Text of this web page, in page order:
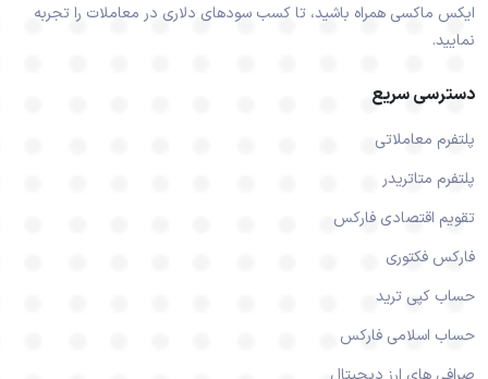
ایکس ماکسی همراه باشید، تا کسب سودهای دلاری در معاملات را تجربه
نمایید.
دسترسی سریع
پلتفرم معاملاتی
پلتفرم متاتریدر
تقویم اقتصادی فارکس
فارکس فکتوری
حساب کپی ترید
حساب اسلامی فارکس